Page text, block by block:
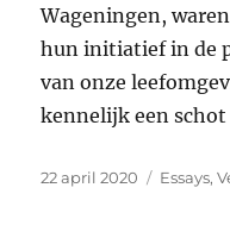
Wageningen,
hun initiatief in de
van onze
kennelijk een
Geplaatst
22 april 2020 Essays,